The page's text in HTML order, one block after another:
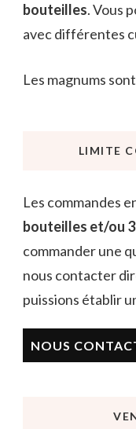
bouteilles. Vous
avec différentes
Les magnums
LIMITE
Les commandes
bouteilles et/ou 3
commander une
nous contacter
puissions établir
NOUS